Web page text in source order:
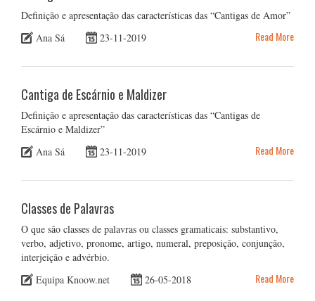
Definição e apresentação das características das “Cantigas de Amor”
Ana Sá
23-11-2019 Read More
Cantiga de Escárnio e Maldizer
Definição e apresentação das características das “Cantigas de
Escárnio e Maldizer”
Ana Sá
23-11-2019 Read More
Classes de Palavras
O que são classes de palavras ou classes gramaticais: substantivo,
verbo, adjetivo, pronome, artigo, numeral, preposição, conjunção,
interjeição e advérbio.
Equipa Knoow.net
26-05-2018 Read More